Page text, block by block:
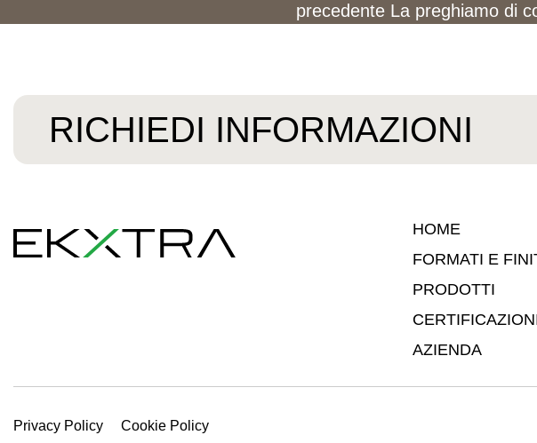
precedente La preghiamo di
RICHIEDI INFORMAZIONI
HOME
FORMATI E
PRODOTTI
AZIENDA
Privacy Policy Cookie Policy